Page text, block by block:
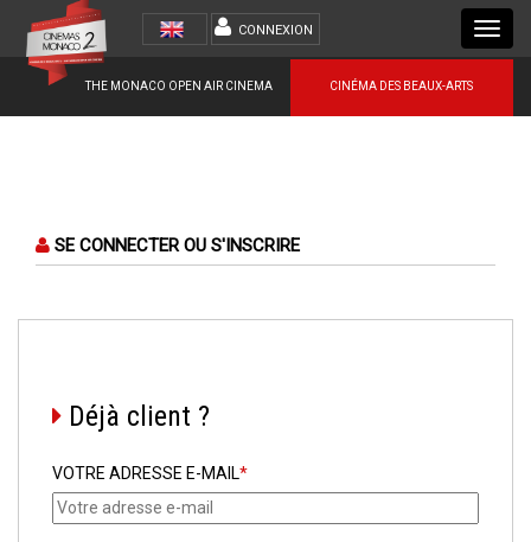
CINÉMA DES BEAUX-ARTS
THE MONACO OPEN AIR CINEMA
CONNEXION
SE CONNECTER OU S'INSCRIRE
Déjà client ?
VOTRE ADRESSE E-MAIL*